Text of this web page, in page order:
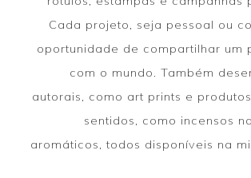
Cada projeto, seja pessoal ou
oportunidade de compartilhar um
com o mundo. Também
autorais, como art prints e
sentidos, como incensos
aromáticos, todos disponíveis na